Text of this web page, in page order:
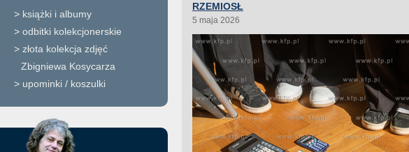
> książki i albumy
> odbitki kolekcjonerskie
> złota kolekcja zdjęć
Zbigniewa Kosycarza
> upominki / koszulki
RZEMIOSŁ
5 maja 2026